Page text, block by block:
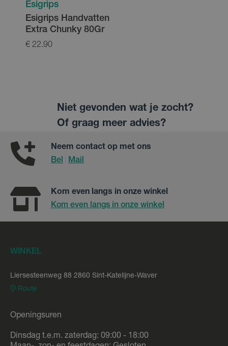
Esigrips
Esigrips Handvatten
Extra Chunky 80Gr
€ 22.90
Niet gevonden wat je zocht?
Of graag meer advies?
Neem contact op met ons
Bel
Mail
Kom even langs in onze winkel
Kom even langs in onze winkel
WINKEL
Liersesteenweg 88 2860 Sint-Katelijne-Waver
Route
Openingsuren
Dinsdag t.e.m. zaterdag: 09:00 - 18:00